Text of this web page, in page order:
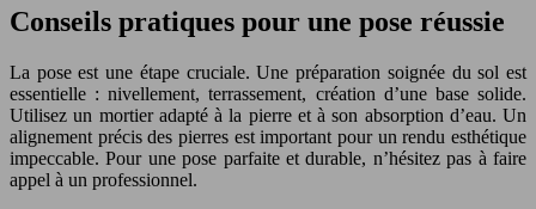
Conseils pratiques pour une pose réussie
La pose est une étape cruciale. Une préparation soignée du sol est
essentielle : nivellement, terrassement, création d’une base solide.
Utilisez un mortier adapté à la pierre et à son absorption d’eau. Un
alignement précis des pierres est important pour un rendu esthétique
impeccable. Pour une pose parfaite et durable, n’hésitez pas à faire
appel à un professionnel.